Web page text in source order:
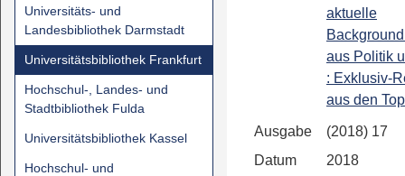
Universitäts- und
Landesbibliothek Darmstadt
Universitätsbibliothek Frankfurt
Hochschul-, Landes- und
Stadtbibliothek Fulda
Universitätsbibliothek Kassel
Hochschul- und
aktuelle
aus Politik
: Exklusiv-
aus den
Ausgabe
(2018) 17
Datum
2018